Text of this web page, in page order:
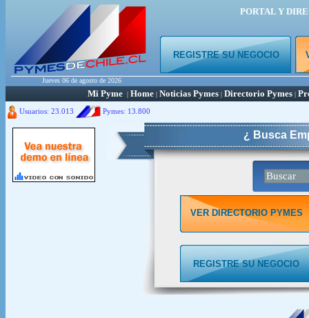
PORTAL Y
REGISTRE SU NEGOCIO
Jueves 06 de agosto de 2026
Mi Pyme | Home | Noticias Pymes | Directorio Pymes |
Usuarios: 23.013 Pymes: 13.800
¿ Busca
VER DIRECTORIO PYMES
REGISTRE SU NEGOCIO